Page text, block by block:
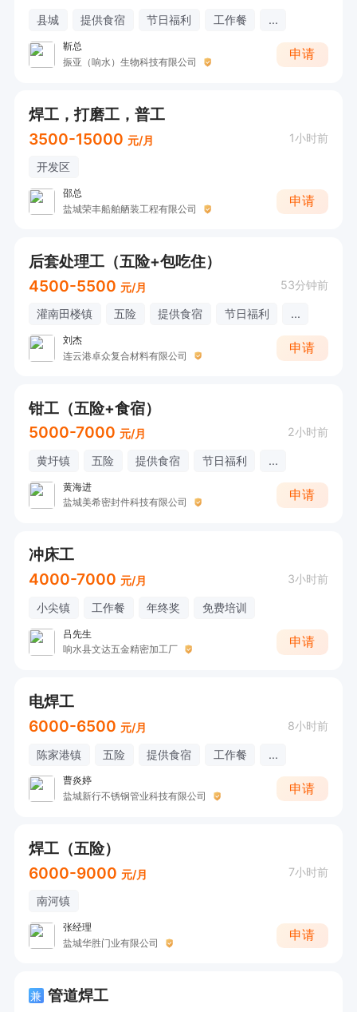
县城 提供食宿 节日福利 工作餐 ...
靳总
振亚（响水）生物科技有限公司
申请
焊工，打磨工，普工
3500-15000 元/月 1小时前
开发区
邵总
盐城荣丰船舶舾装工程有限公司
申请
后套处理工（五险+包吃住）
4500-5500 元/月 53分钟前
灌南田楼镇 五险 提供食宿 节日福利 ...
刘杰
连云港卓众复合材料有限公司
申请
钳工（五险+食宿）
5000-7000 元/月 2小时前
黄圩镇 五险 提供食宿 节日福利 ...
黄海进
盐城美希密封件科技有限公司
申请
冲床工
4000-7000 元/月 3小时前
小尖镇 工作餐 年终奖 免费培训
吕先生
响水县文达五金精密加工厂
申请
电焊工
6000-6500 元/月 8小时前
陈家港镇 五险 提供食宿 工作餐 ...
曹炎婷
盐城新行不锈钢管业科技有限公司
申请
焊工（五险）
6000-9000 元/月 7小时前
南河镇
张经理
盐城华胜门业有限公司
申请
兼 管道焊工